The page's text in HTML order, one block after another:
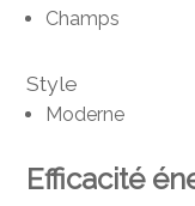
Champs
Style
Moderne
Efficacité